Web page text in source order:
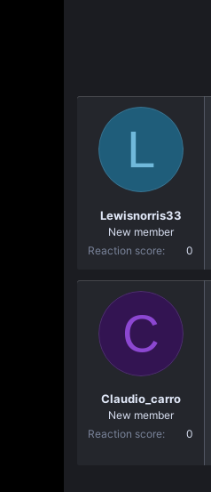
a
i
L
Lewisnorris33
New member
Reaction score
0
C
Claudio_carro
New member
Reaction score
0